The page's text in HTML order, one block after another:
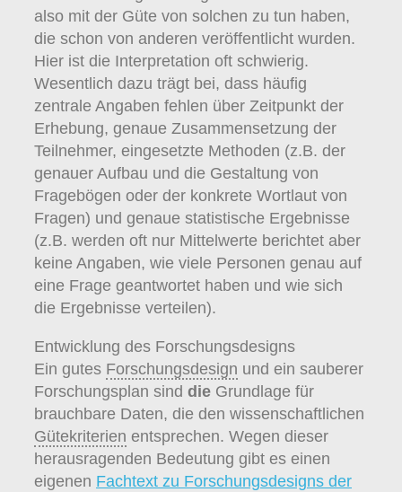
also mit der Güte von solchen zu tun haben,
die schon von anderen veröffentlicht wurden.
Hier ist die Interpretation oft schwierig.
Wesentlich dazu trägt bei, dass häufig
zentrale Angaben fehlen über Zeitpunkt der
Erhebung, genaue Zusammensetzung der
Teilnehmer, eingesetzte Methoden (z.B. der
genauer Aufbau und die Gestaltung von
Fragebögen oder der konkrete Wortlaut von
Fragen) und genaue statistische Ergebnisse
(z.B. werden oft nur Mittelwerte berichtet aber
keine Angaben, wie viele Personen genau auf
eine Frage geantwortet haben und wie sich
die Ergebnisse verteilen).
Entwicklung des Forschungsdesigns
Ein gutes Forschungsdesign und ein sauberer
Forschungsplan sind die Grundlage für
brauchbare Daten, die den wissenschaftlichen
Gütekriterien entsprechen. Wegen dieser
herausragenden Bedeutung gibt es einen
eigenen Fachtext zu Forschungsdesigns der